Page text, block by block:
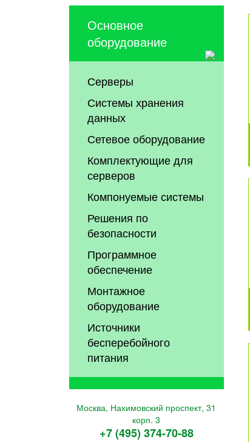
Основное
оборудование
Серверы
Системы хранения
данных
Сетевое оборудование
Комплектующие для
серверов
Компонуемые системы
Решения по
безопасности
Программное
обеспечение
Монтажное
оборудование
Источники
бесперебойного
питания
Москва, Нахимовский проспект, 31
корп. 3
+7 (495) 374-70-88